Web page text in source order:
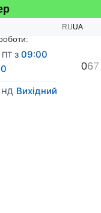
RUUA
ПТ з 09:00
НД Вихідний
067